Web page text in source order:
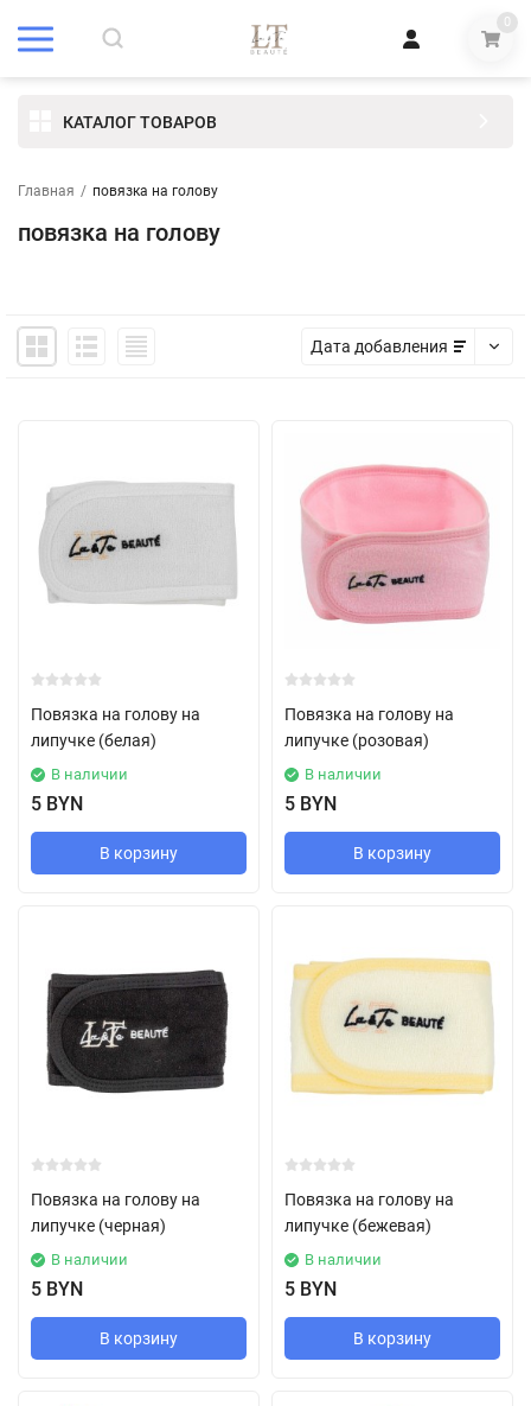
0
КАТАЛОГ ТОВАРОВ
Главная / повязка на голову
повязка на голову
Дата добавления
Повязка на голову на
липучке (белая)
В наличии
5 BYN
В корзину
Повязка на голову на
липучке (розовая)
В наличии
5 BYN
В корзину
Повязка на голову на
липучке (черная)
В наличии
5 BYN
В корзину
Повязка на голову на
липучке (бежевая)
В наличии
5 BYN
В корзину